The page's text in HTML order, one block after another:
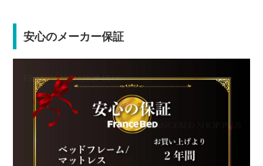
安心のメーカー保証